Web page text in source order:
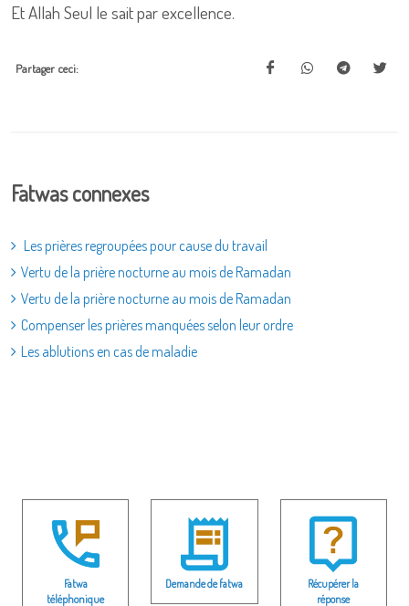
Et Allah Seul le sait par excellence.
Partager ceci:
Fatwas connexes
Les prières regroupées pour cause du travail
Vertu de la prière nocturne au mois de Ramadan
Vertu de la prière nocturne au mois de Ramadan
Compenser les prières manquées selon leur ordre
Les ablutions en cas de maladie
Fatwa
téléphonique
Demande de fatwa
Récupérer la
réponse